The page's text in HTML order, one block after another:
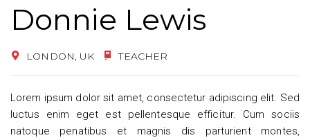
Donnie Lewis
LONDON, UK TEACHER
Lorem ipsum dolor sit amet, consectetur adipiscing elit. Sed
luctus enim eget est pellentesque efficitur. Cum sociis
natoque penatibus et magnis dis parturient montes,